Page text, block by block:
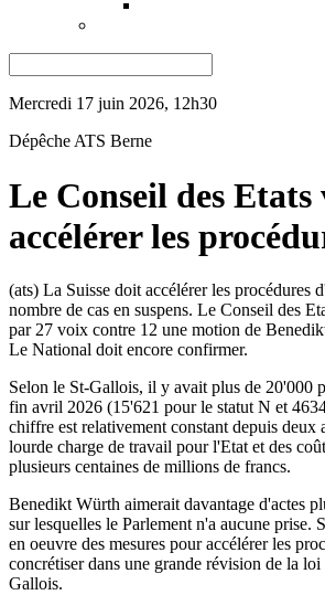
Mercredi 17 juin 2026, 12h30
Dépêche ATS Berne
Le Conseil des Etats
accélérer les
(ats) La Suisse doit accélérer les procédures
nombre de cas en suspens. Le Conseil des
par 27 voix contre 12 une motion de
Le National doit encore confirmer.
Selon le St-Gallois, il y avait plus de 20'000
fin avril 2026 (15'621 pour le statut N et
chiffre est relativement constant depuis deux
lourde charge de travail pour l'Etat et des
plusieurs centaines de millions de francs.
Benedikt Würth aimerait davantage d'actes
sur lesquelles le Parlement n'a aucune prise.
en oeuvre des mesures pour accélérer les
concrétiser dans une grande révision de la
Gallois.